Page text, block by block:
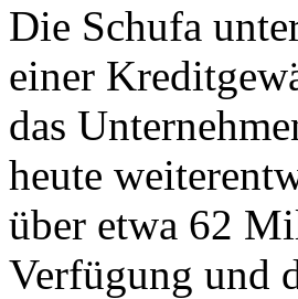
Die Schufa
einer
das
heute
über etwa 62
Verfügung und